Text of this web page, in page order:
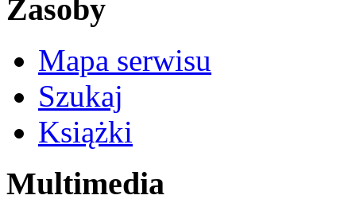
Zasoby
Mapa serwisu
Szukaj
Książki
Multimedia